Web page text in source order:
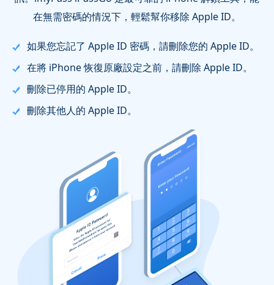
在無需密碼的情況下，輕鬆幫你移除 Apple ID。
如果您忘記了 Apple ID 密碼，請刪除您的 Apple ID。
在將 iPhone 恢復原廠設定之前，請刪除 Apple ID。
刪除已停用的 Apple ID。
刪除其他人的 Apple ID。